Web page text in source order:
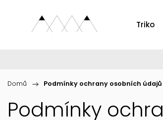
Triko
Domů / Podmínky ochrany osobních údajů
Podmínky